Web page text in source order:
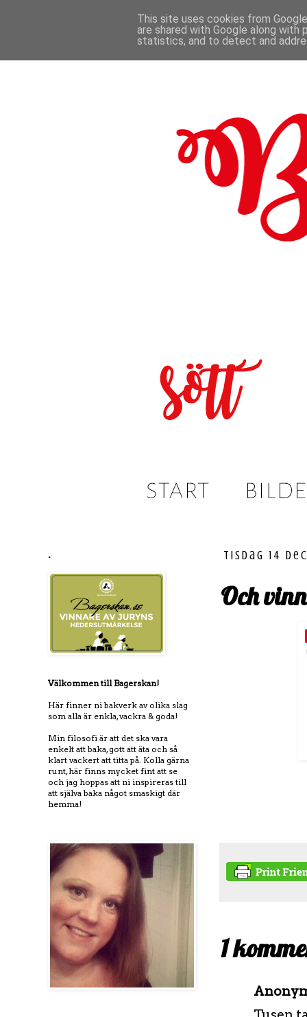
tisdag 14
Och
1
.
Välkommen till Bagerskan!
Här finner ni bakverk av olika slag
som alla är enkla, vackra & goda!
Min filosofi är att det ska vara
enkelt att baka, gott att äta och så
klart vackert att titta på. Kolla gärna
runt, här finns mycket fint att se
och jag hoppas att ni inspireras till
att själva baka något smaskigt där
hemma!
This site uses cookies from
are shared with Google along
statistics, and to detect and